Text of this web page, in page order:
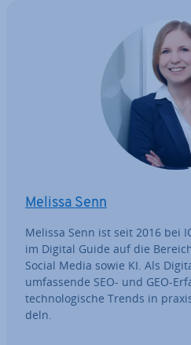
Melissa Senn
Melissa Senn ist seit 2016 bei
im Digital Guide auf die
Social Media sowie KI. Als
um­fas­sen­de SEO- und GEO-
tech­no­lo­gi­sche Trends in
deln.